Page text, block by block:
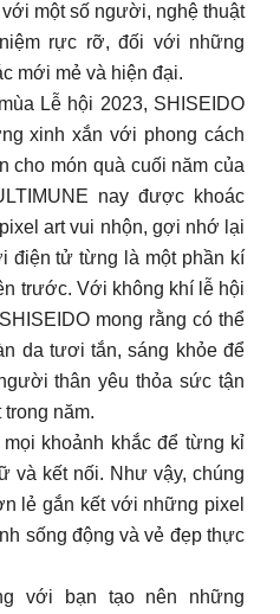
một số người, nghệ thuật
rực rỡ, đối với những
mới mẻ và hiện đại.
Lễ hội 2023, SHISEIDO
xinh xắn với phong cách
cho món quà cuối năm của
nay được khoác
art vui nhộn, gợi nhớ lại
điện tử từng là một phần kí
trước. Với không khí lễ hội
mong rằng có thể
da tươi tắn, sáng khỏe để
thân yêu thỏa sức tận
năm.
khoảnh khắc để từng kỉ
và kết nối. Như vậy, chúng
lẻ gắn kết với những pixel
sống động và vẻ đẹp thực
với bạn tạo nên những